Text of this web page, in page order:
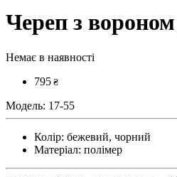
Череп з
Немає в наявності
795 ₴
Модель: 17-55
Колір: бежевий, чорний
Матеріал: полімер